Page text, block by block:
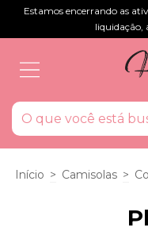
Estamos encerrando as
liquidação,
Início > Camisolas >